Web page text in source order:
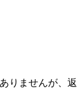
りませんが、返